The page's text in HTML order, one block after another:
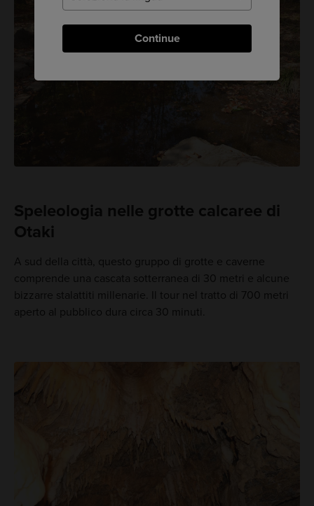
Continue
Speleologia nelle grotte calcaree di
Otaki
A sud della città, questo gruppo di grotte e caverne
comprende una cascata sotterranea di 30 metri e alcune
bizzarre stalattiti millenarie. Il tour nel tratto di 700 metri
aperto al pubblico dura circa 30 minuti.